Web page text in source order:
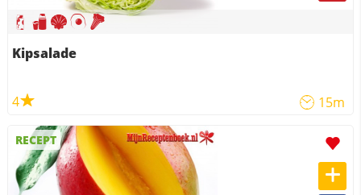
Kipsalade
4 15m
RECEPT